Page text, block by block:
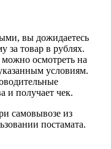
вы дожидаетесь
за товар в рублях.
можно осмотреть на
условиям.
и получает чек.
самовывозе из
постамата.